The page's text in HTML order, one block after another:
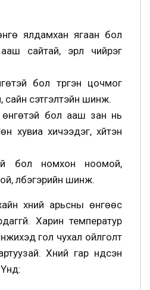
ялдамхан ягаан бол
сайтай, эрүүл чийрэг
бол түргэн цочмог
сайн сэтгэлтэйн шинж.
өнгөтэй бол ааш зан нь
хувиа хичээдэг, хүйтэн
бол номхон ноомой,
үлбэгэрийн шинж.
хүний арьсны өнгөөс
Харин температур
гол чухал ойлголт
Хүний гар үндсэн